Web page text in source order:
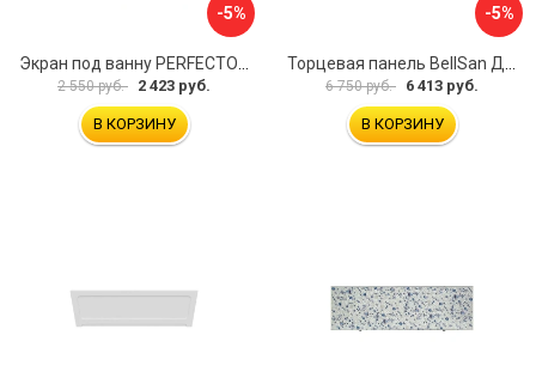
-5%
Экран под ванну PERFECTO LINEA 36-000157
2 550 руб. 2 423 руб.
В КОРЗИНУ
-5%
Торцевая панель BellSan Даниелла 4627171531049
6 750 руб. 6 413 руб.
В КОРЗИНУ